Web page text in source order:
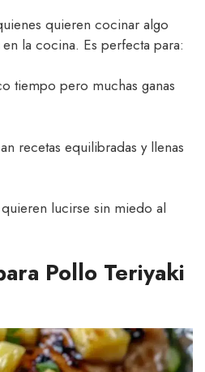
quieren cocinar algo
la cocina. Es perfecta para:
tiempo pero muchas ganas
recetas equilibradas y llenas
lucirse sin miedo al
Pollo Teriyaki